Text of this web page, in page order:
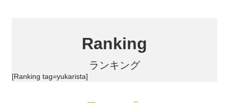
Ranking
ランキング
[Ranking tag=yukarista]